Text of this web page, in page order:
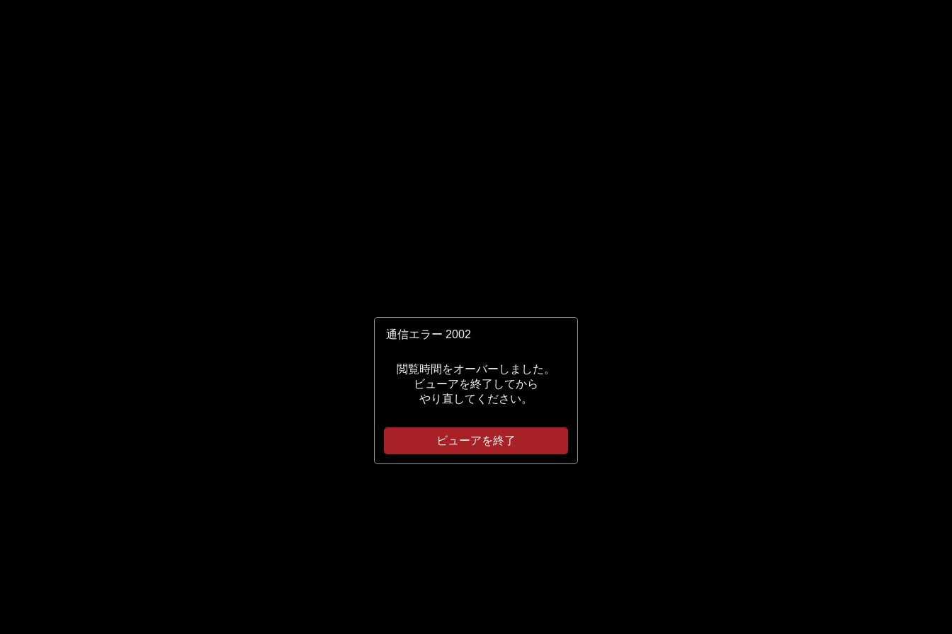
通信エラー 2002
閲覧時間をオーバーしました。
ビューアを終了してから
やり直してください。
ビューアを終了